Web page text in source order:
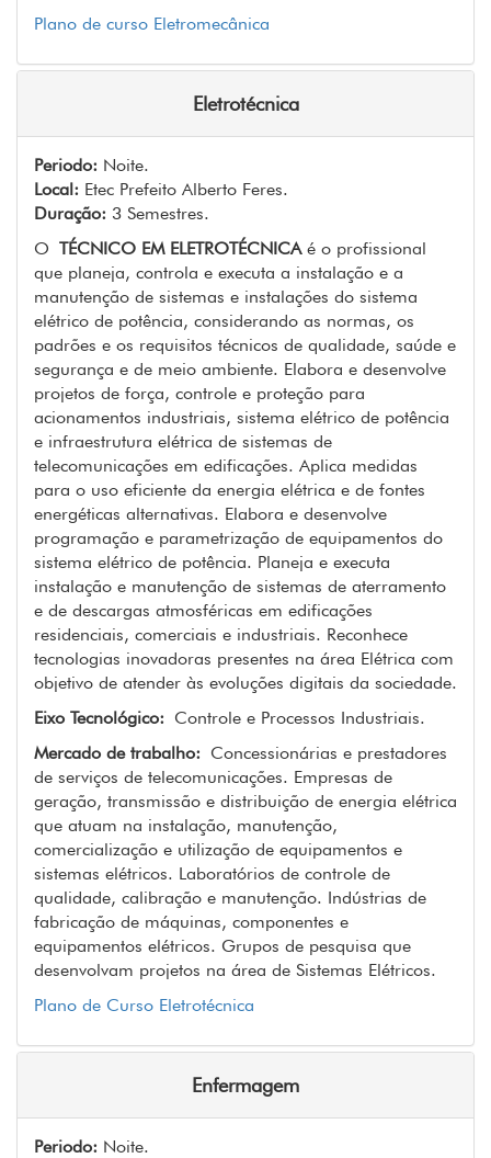
Plano de curso Eletromecânica
Eletrotécnica
Periodo: Noite.
Local: Etec Prefeito Alberto Feres.
Duração: 3 Semestres.
O TÉCNICO EM ELETROTÉCNICA é o profissional
que planeja, controla e executa a instalação e a
manutenção de sistemas e instalações do sistema
elétrico de potência, considerando as normas, os
padrões e os requisitos técnicos de qualidade, saúde e
segurança e de meio ambiente. Elabora e desenvolve
projetos de força, controle e proteção para
acionamentos industriais, sistema elétrico de potência
e infraestrutura elétrica de sistemas de
telecomunicações em edificações. Aplica medidas
para o uso eficiente da energia elétrica e de fontes
energéticas alternativas. Elabora e desenvolve
programação e parametrização de equipamentos do
sistema elétrico de potência. Planeja e executa
instalação e manutenção de sistemas de aterramento
e de descargas atmosféricas em edificações
residenciais, comerciais e industriais. Reconhece
tecnologias inovadoras presentes na área Elétrica com
objetivo de atender às evoluções digitais da sociedade.
Eixo Tecnológico: Controle e Processos Industriais.
Mercado de trabalho: Concessionárias e prestadores
de serviços de telecomunicações. Empresas de
geração, transmissão e distribuição de energia elétrica
que atuam na instalação, manutenção,
comercialização e utilização de equipamentos e
sistemas elétricos. Laboratórios de controle de
qualidade, calibração e manutenção. Indústrias de
fabricação de máquinas, componentes e
equipamentos elétricos. Grupos de pesquisa que
desenvolvam projetos na área de Sistemas Elétricos.
Plano de Curso Eletrotécnica
Enfermagem
Periodo: Noite.